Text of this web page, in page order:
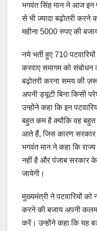
भगवंत सिंह मान ने आज इन
से भी ज़्यादा बढ़ोतरी करने
महीना 5000 रुपए की
नये भर्ती हुए 710
करवाए समागम को
बढ़ोतरी करना समय की
अपनी ड्यूटी बिना किसी
उन्होंने कहा कि इन
बहुत कम है क्योंकि वह
आते हैं, जिस कारण सरकार
भगवंत मान ने कहा कि
नहीं है और पंजाब सरकार के
जायेगी।
मुख्यमंत्री ने पटवारियों को
करने की बजाय अपनी
करें। उन्होंने कहा कि यह